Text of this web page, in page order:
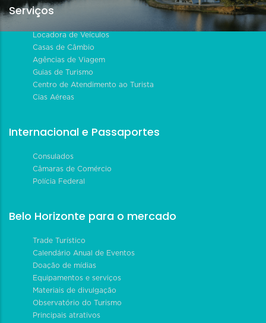
Serviços
Locadora de Veículos
Casas de Câmbio
Agências de Viagem
Guias de Turismo
Centro de Atendimento ao Turista
Cias Aéreas
Internacional e Passaportes
Consulados
Câmaras de Comércio
Polícia Federal
Belo Horizonte para o mercado
Trade Turístico
Calendário Anual de Eventos
Doação de mídias
Equipamentos e serviços
Materiais de divulgação
Observatório do Turismo
Principais atrativos